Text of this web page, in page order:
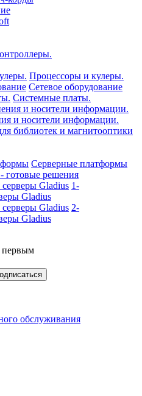
Процессоры и кулеры.
Сетевое оборудование
Системные платы.
и носители информации.
библиотек и магнитооптики
Серверные платформы
решения
1-
Gladius
2-
Gladius
первым
обслуживания